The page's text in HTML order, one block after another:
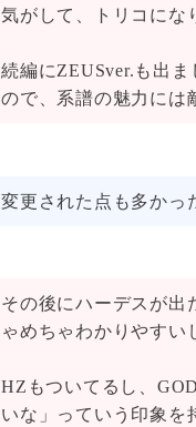
気がして、トリコにな
続編にZEUSver.も出
ので、系譜の魅力には
変更された点も多かっ
その後にハーデスが出
ゃめちゃわかりやすい
HZもついてるし、
いな」っていう印象を